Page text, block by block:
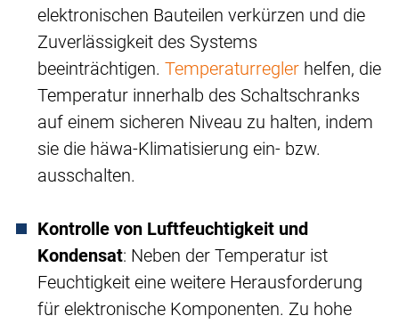
elektronischen Bauteilen verkürzen und die
Zuverlässigkeit des Systems
beeinträchtigen. Temperaturregler helfen, die
Temperatur innerhalb des Schaltschranks
auf einem sicheren Niveau zu halten, indem
sie die häwa-Klimatisierung ein- bzw.
ausschalten.
Kontrolle von Luftfeuchtigkeit und
Kondensat: Neben der Temperatur ist
Feuchtigkeit eine weitere Herausforderung
für elektronische Komponenten. Zu hohe